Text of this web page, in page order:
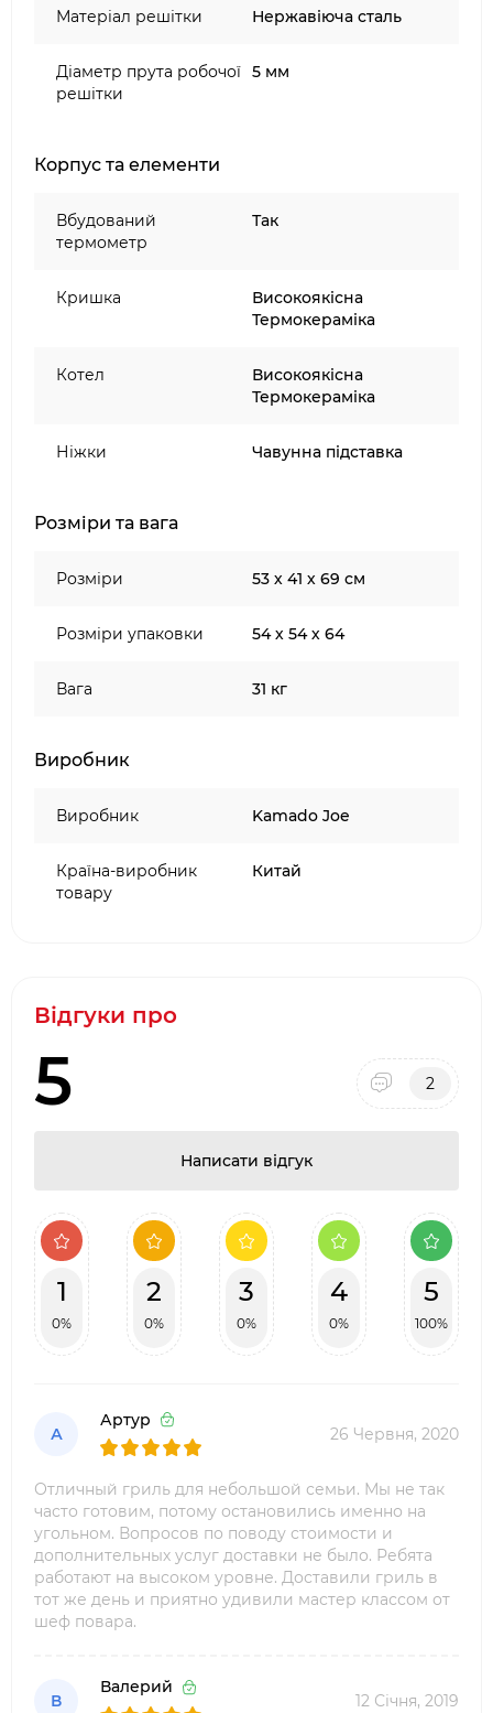
Матеріал решітки Нержавіюча сталь
Діаметр прута робочої
решітки
5 мм
Корпус та елементи
Вбудований
термометр
Так
Кришка
Високоякісна
Термокераміка
Котел
Високоякісна
Термокераміка
Ніжки Чавунна підставка
Розміри та вага
Розміри 53 х 41 х 69 см
Розміри упаковки 54 х 54 х 64
Вага 31 кг
Виробник
Виробник Kamado Joe
Країна-виробник
товару
Китай
Відгуки про
5 2
Написати відгук
1
0%
2
0%
3
0%
4
0%
5
100%
А
Артур
26 Червня, 2020
Отличный гриль для небольшой семьи. Мы не так
часто готовим, потому остановились именно на
угольном. Вопросов по поводу стоимости и
дополнительных услуг доставки не было. Ребята
работают на высоком уровне. Доставили гриль в
тот же день и приятно удивили мастер классом от
шеф повара.
В
Валерий
12 Січня, 2019